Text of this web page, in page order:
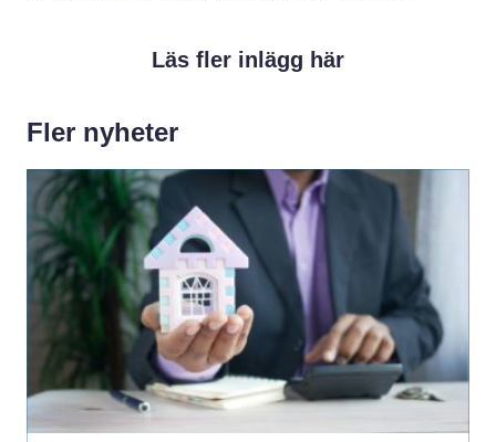
Läs fler inlägg här
Fler nyheter